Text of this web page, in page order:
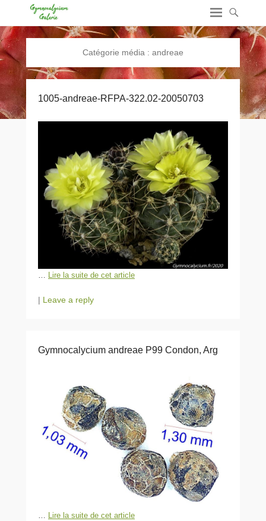
Catégorie média : andreae
1005-andreae-RFPA-322.02-20050703
… Lire la suite de cet article
| Leave a reply
Gymnocalycium andreae P99 Condon, Arg
Lire la suite de cet article